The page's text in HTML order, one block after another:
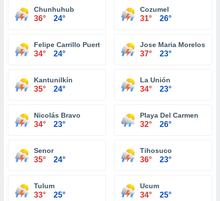
Chunhuhub
36° 24°
Cozumel
31° 26°
Felipe Carrillo Puerto
34° 24°
Jose Maria Morelos
37° 23°
Kantunilkín
35° 24°
La Unión
34° 23°
Nicolás Bravo
34° 23°
Playa Del Carmen
32° 26°
Senor
35° 24°
Tihosuco
36° 23°
Tulum
33° 25°
Ucum
34° 25°